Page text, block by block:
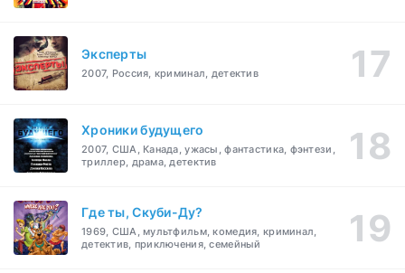
Эксперты
2007, Россия, криминал, детектив
Хроники будущего
2007, США, Канада, ужасы, фантастика, фэнтези,
триллер, драма, детектив
Где ты, Скуби-Ду?
1969, США, мультфильм, комедия, криминал,
детектив, приключения, семейный